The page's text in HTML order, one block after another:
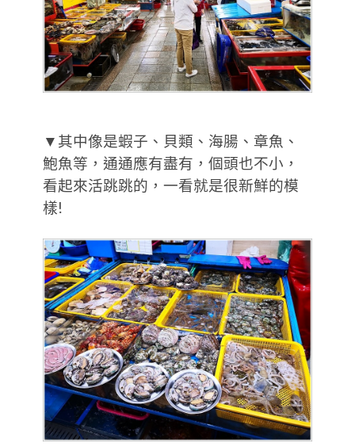
▼其中像是蝦子、貝類、海腸、章魚、
鮑魚等，通通應有盡有，個頭也不小，
看起來活跳跳的，一看就是很新鮮的模
樣!